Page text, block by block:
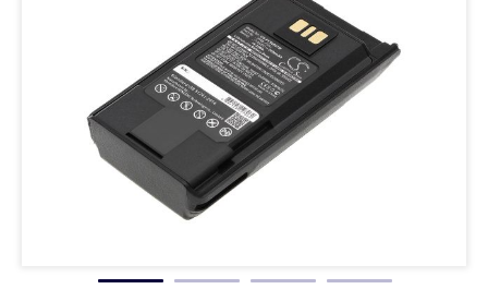
billedgalleriet